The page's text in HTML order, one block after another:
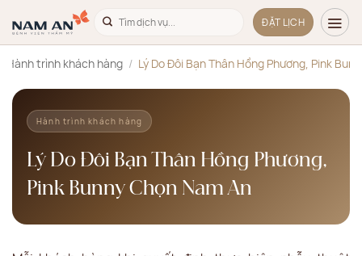
qua
nội
dung
ĐẶT LỊCH
Hành trình khách hàng / Lý Do Đôi Bạn Thân Hồng Phương, Pink
Hành trình khách hàng
Lý Do Đôi Bạn Thân Hồng Phương,
Pink Bunny Chọn Nam An